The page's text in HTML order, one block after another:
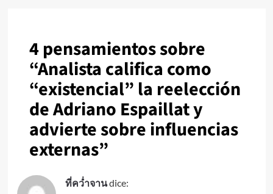
4 pensamientos sobre
“Analista califica como
“existencial” la reelección
de Adriano Espaillat y
advierte sobre influencias
externas”
ที่คว่ำจานdice: